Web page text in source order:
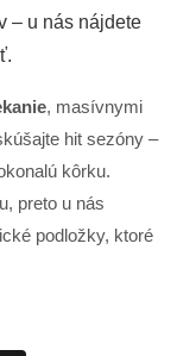
– u nás nájdete
, masívnymi
hit sezóny –
kôrku.
preto u nás
podložky, ktoré